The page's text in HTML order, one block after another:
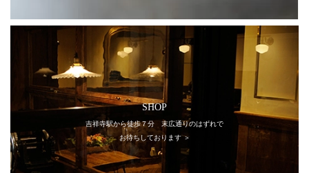
SHOP
吉祥寺駅から徒歩７分 末広通りのはずれで
お待ちしております ＞